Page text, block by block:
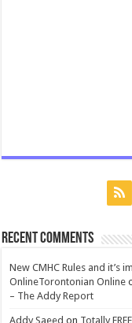
Recent Comments
New CMHC Rules and it’s
OnlineTorontonian Online
– The Addy Report
Addy Saeed on Totally